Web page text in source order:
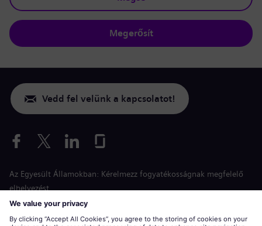
Megerősít
Vedd fel velünk a kapcsolatot!
Az Egyesült Államokban: Kérelmezz fogyatékosságnak megfelelő
elhelyezést
Esélyegyenlőség a jelentkezés során
siemens-energy.comGlobális weboldal